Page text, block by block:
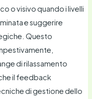
o visivo quando i livelli
e suggerire
Questo
di rilassamento
il feedback
di gestione dello